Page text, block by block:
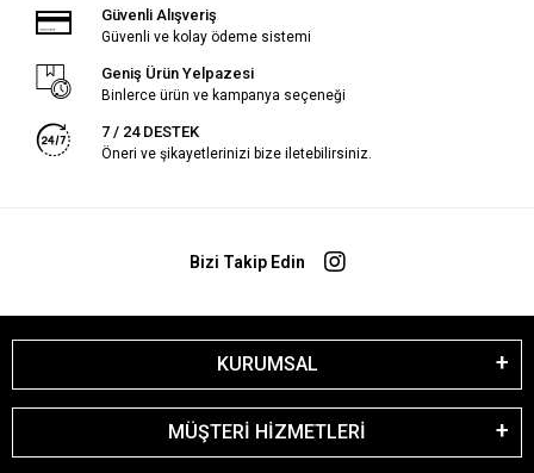
Güvenli Alışveriş
Güvenli ve kolay ödeme sistemi
Geniş Ürün Yelpazesi
Binlerce ürün ve kampanya seçeneği
7 / 24 DESTEK
Öneri ve şikayetlerinizi bize iletebilirsiniz.
Bizi Takip Edin
KURUMSAL
MÜŞTERİ HİZMETLERİ